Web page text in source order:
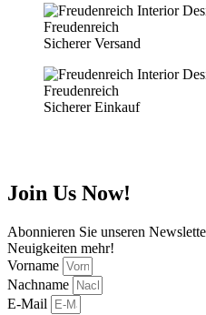
Sicherer Versand
Sicherer Einkauf
Join Us Now!
Abonnieren Sie unseren
Neuigkeiten mehr!
Vorname
Nachname
E-Mail